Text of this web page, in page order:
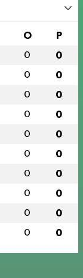
O P
0 0
0 0
0 0
0 0
0 0
0 0
0 0
0 0
0 0
0 0